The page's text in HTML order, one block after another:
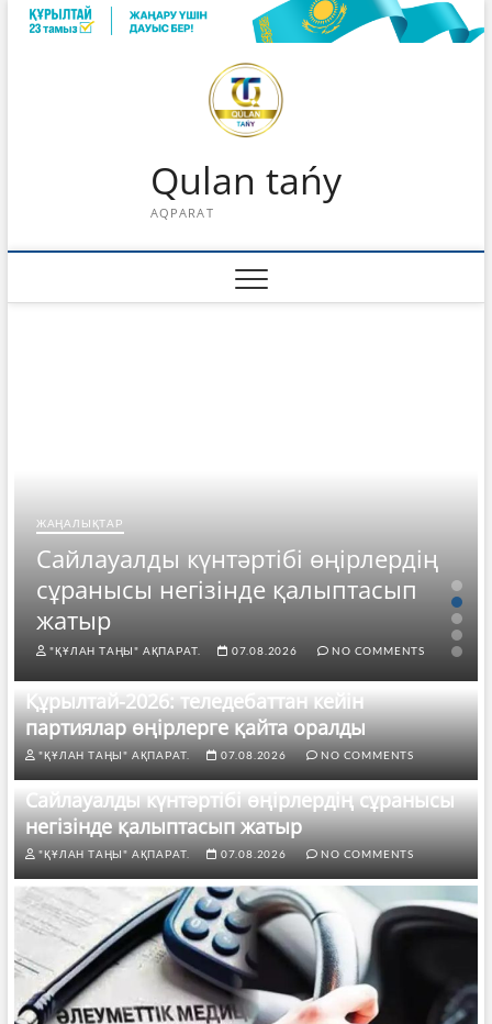
Skip
Qulan tańy
AQPARAT
ЖАҢАЛЫҚТАР
Сайлауалды күнтәртібі өңірлердің
сұранысы негізінде қалыптасып
жатыр
"ҚҰЛАН ТАҢЫ" АҚПАРАТ. 07.08.2026 NO COMMENTS
Құрылтай-2026: теледебаттан кейін
партиялар өңірлерге қайта оралды
"ҚҰЛАН ТАҢЫ" АҚПАРАТ. 07.08.2026 NO COMMENTS
Сайлауалды күнтәртібі өңірлердің сұранысы
негізінде қалыптасып жатыр
"ҚҰЛАН ТАҢЫ" АҚПАРАТ. 07.08.2026 NO COMMENTS